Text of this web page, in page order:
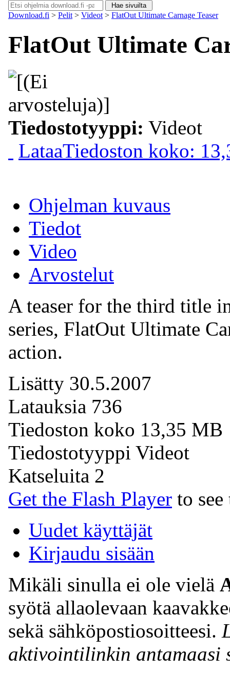
Download.fi > Pelit > Videot > FlatOut Ultimate Carnage Teaser
FlatOut Ultimate
Tiedostotyyppi: Videot
LataaTiedoston koko:
Ohjelman kuvaus
Tiedot
Video
Arvostelut
A teaser for the third title
series, FlatOut Ultimate
action.
Lisätty 30.5.2007
Latauksia 736
Tiedoston koko 13,35 MB
Tiedostotyyppi Videot
Katseluita 2
Get the Flash Player to
Uudet käyttäjät
Kirjaudu sisään
Mikäli sinulla ei ole vielä
syötä allaolevaan
sekä sähköpostiosoitteesi.
aktivointilinkin antamaasi